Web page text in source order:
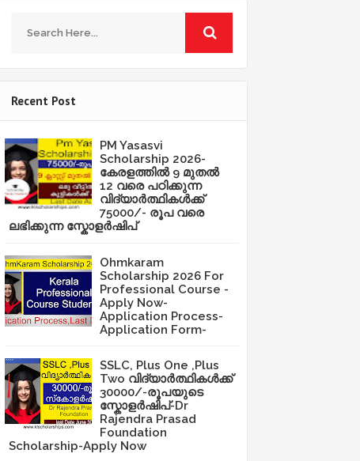
Recent Post
PM Yasasvi
Scholarship 2026-
കേരളത്തിൽ 9 മുതൽ
12 വരെ പഠിക്കുന്ന
വിദ്യാർത്ഥികൾക്ക്
75000/- രൂപ വരെ
ലഭിക്കുന്ന സ്കോളർഷിപ്
Ohmkaram
Scholarship 2026 For
Professional Course -
Apply Now-
Application Process-
Application Form-
SSLC, Plus One ,Plus
Two വിദ്യാർത്ഥികൾക്ക്
30000/-രൂപയുടെ
സ്കോളർഷിപ്-Dr
Rajendra Prasad
Foundation
Scholarship-Apply Now